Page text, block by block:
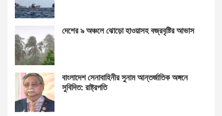
দেশের ৯ অঞ্চলে ঝোড়ো হাওয়াসহ বজ্রবৃষ্টির আভাস
বাংলাদেশ সেনাবাহিনীর সুনাম আন্তর্জাতিক অঙ্গনে
সুবিদিত: রাষ্ট্রপতি